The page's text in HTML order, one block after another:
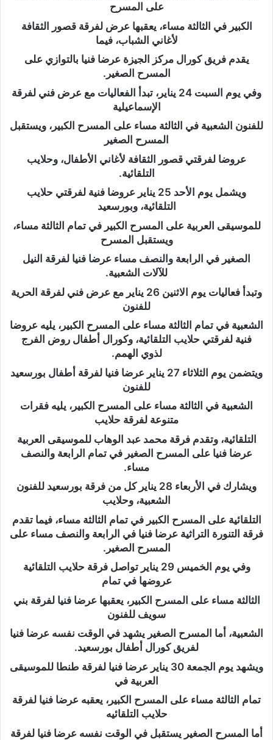
على المسرح
الكبير في الثالثة مساء، يعقبها عرض لفرقة قصور الثقافة
لأغاني الشباب، فيما
يقدم فريق كورال مركز الجيزة عرضا فنيا بالتوازي على
المسرح الصغير.
وفي يوم السبت 24 يناير، تبدأ الفعاليات مع عرض فني لفرقة
الإسماعيلية
للفنون الشعبية في الثالثة مساء على المسرح الكبير، ويستقبل
المسرح الصغير
عروضا لفرقتي قصور الثقافة لأغاني الأطفال، وحلايب
التلقائية.
ويشمل يوم الأحد 25 يناير عروضا فنية لفرقتي حلايب
التلقائية، وبورسعيد
للموسيقى العربية على المسرح الكبير في تمام الثالثة مساء،
ويستقبل المسرح
الصغير في الرابعة والنصف مساء عرضا فنيا لفرقة النيل
للآلات الشعبية.
وتبدأ فعاليات يوم الاثنين 26 يناير مع عرض فني لفرقة الحرية
للفنون
الشعبية في تمام الثالثة مساء على المسرح الكبير، يليه عروضا
فنية لفرقتي حلايب التلقائية، وكورال أطفال روض الفرج
لذوي الهمم.
ويتضمن يوم الثلاثاء 27 يناير عرضا فنيا لفرقة أطفال بورسعيد
للفنون
الشعبية في الثالثة مساء على المسرح الكبير، يليه فقرات
متنوعة لفرقة حلايب
التلقائية، وتقدم فرقة محمد عبد الوهاب للموسيقى العربية
عرضا فنيا على المسرح الصغير في تمام الرابعة والنصف
مساء.
ويشارك في الأربعاء 28 يناير كل من فرقة بورسعيد للفنون
الشعبية، وحلايب
التلقائية على المسرح الكبير في تمام الثالثة مساء، فيما تقدم
فرقة التنورة التراثية عرضا فنيا في الرابعة والنصف مساء على
المسرح الصغير.
وفي يوم الخميس 29 يناير تواصل فرقة حلايب التلقائية
عروضها في تمام
الثالثة مساء على المسرح الكبير، يعقبها عرضا فنيا لفرقة بني
سويف للفنون
الشعبية، أما المسرح الصغير يشهد في الوقت نفسه عرضا فنيا
لفريق كورال أطفال بورسعيد.
ويشهد يوم الجمعة 30 يناير عرضا فنيا لفرقة طنطا للموسيقى
العربية في
تمام الثالثة مساء على المسرح الكبير، يعقبه عرضا فنيا لفرقة
حلايب التلقائيه
أما المسرح الصغير يستقبل في الوقت نفسه عرضا فنيا لفرقة